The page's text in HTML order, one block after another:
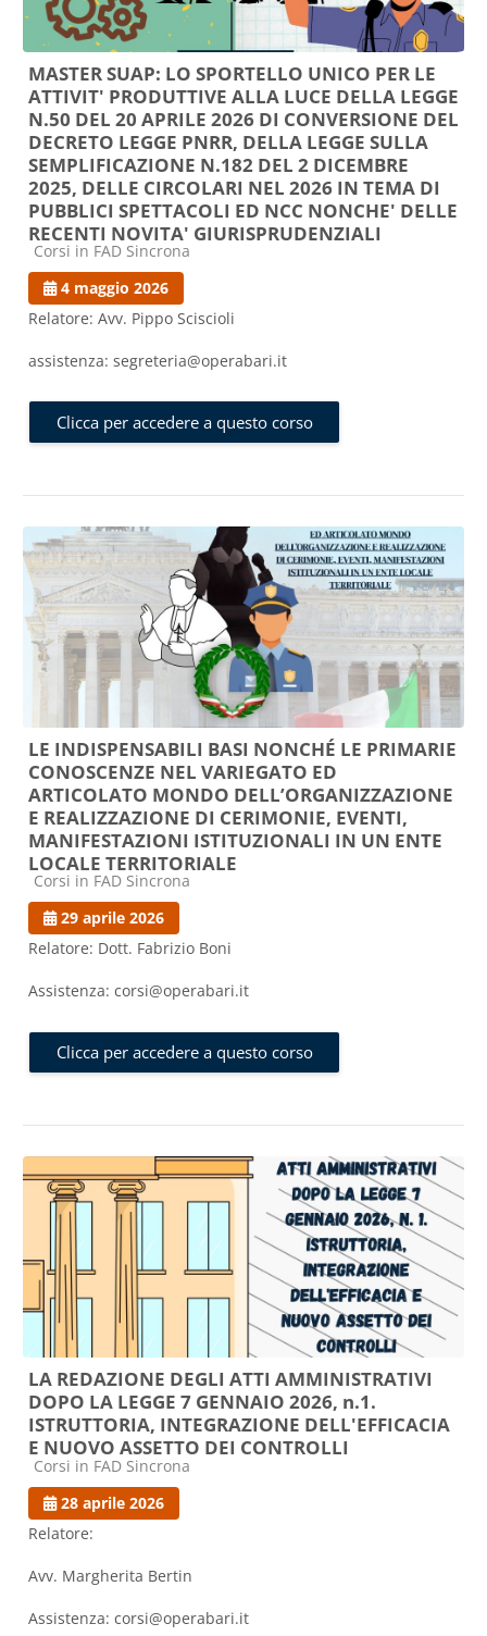
MASTER SUAP: LO SPORTELLO UNICO PER LE
ATTIVIT' PRODUTTIVE ALLA LUCE DELLA LEGGE
N.50 DEL 20 APRILE 2026 DI CONVERSIONE DEL
DECRETO LEGGE PNRR, DELLA LEGGE SULLA
SEMPLIFICAZIONE N.182 DEL 2 DICEMBRE
2025, DELLE CIRCOLARI NEL 2026 IN TEMA DI
PUBBLICI SPETTACOLI ED NCC NONCHE' DELLE
RECENTI NOVITA' GIURISPRUDENZIALI
Categoria di corsi
Corsi in FAD Sincrona
4 maggio 2026
Relatore: Avv. Pippo Sciscioli
assistenza: segreteria@operabari.it
Clicca per accedere a questo corso
LE INDISPENSABILI BASI NONCHÉ LE PRIMARIE
CONOSCENZE NEL VARIEGATO ED
ARTICOLATO MONDO DELL’ORGANIZZAZIONE
E REALIZZAZIONE DI CERIMONIE, EVENTI,
MANIFESTAZIONI ISTITUZIONALI IN UN ENTE
LOCALE TERRITORIALE
Categoria di corsi
Corsi in FAD Sincrona
29 aprile 2026
Relatore: Dott. Fabrizio Boni
Assistenza: corsi@operabari.it
Clicca per accedere a questo corso
LA REDAZIONE DEGLI ATTI AMMINISTRATIVI
DOPO LA LEGGE 7 GENNAIO 2026, n.1.
ISTRUTTORIA, INTEGRAZIONE DELL'EFFICACIA
E NUOVO ASSETTO DEI CONTROLLI
Categoria di corsi
Corsi in FAD Sincrona
28 aprile 2026
Relatore:
Avv. Margherita Bertin
Assistenza: corsi@operabari.it